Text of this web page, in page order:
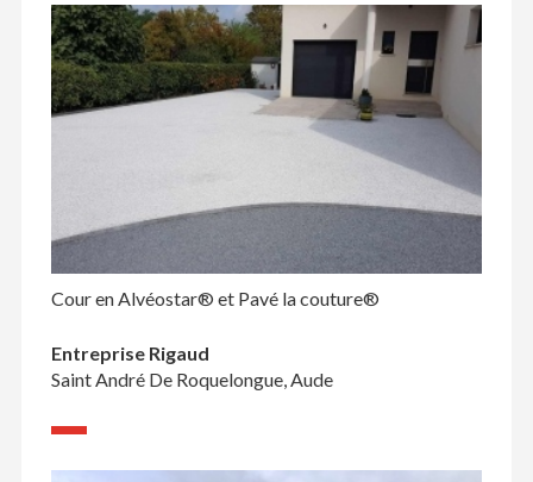
Cour en Alvéostar® et Pavé la couture®
Entreprise Rigaud
Saint André De Roquelongue, Aude